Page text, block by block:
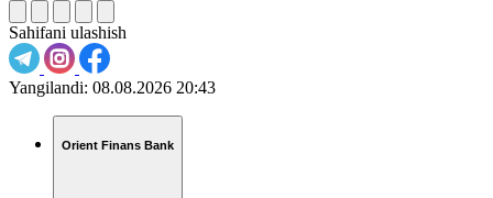
Sahifani ulashish
Yangilandi: 08.08.2026 20:43
Orient Finans Bank